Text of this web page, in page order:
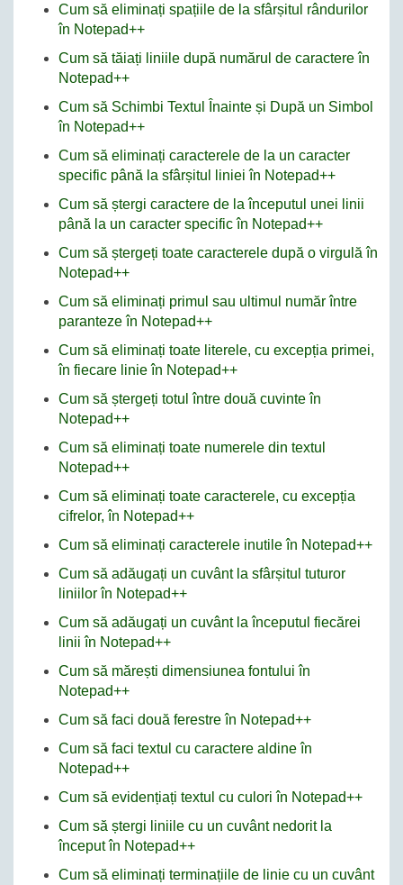
Cum să eliminați spațiile de la sfârșitul rândurilor
în Notepad++
Cum să tăiați liniile după numărul de caractere în
Notepad++
Cum să Schimbi Textul Înainte și După un Simbol
în Notepad++
Cum să eliminați caracterele de la un caracter
specific până la sfârșitul liniei în Notepad++
Cum să ștergi caractere de la începutul unei linii
până la un caracter specific în Notepad++
Cum să ștergeți toate caracterele după o virgulă în
Notepad++
Cum să eliminați primul sau ultimul număr între
paranteze în Notepad++
Cum să eliminați toate literele, cu excepția primei,
în fiecare linie în Notepad++
Cum să ștergeți totul între două cuvinte în
Notepad++
Cum să eliminați toate numerele din textul
Notepad++
Cum să eliminați toate caracterele, cu excepția
cifrelor, în Notepad++
Cum să eliminați caracterele inutile în Notepad++
Cum să adăugați un cuvânt la sfârșitul tuturor
liniilor în Notepad++
Cum să adăugați un cuvânt la începutul fiecărei
linii în Notepad++
Cum să mărești dimensiunea fontului în
Notepad++
Cum să faci două ferestre în Notepad++
Cum să faci textul cu caractere aldine în
Notepad++
Cum să evidențiați textul cu culori în Notepad++
Cum să ștergi liniile cu un cuvânt nedorit la
început în Notepad++
Cum să eliminați terminațiile de linie cu un cuvânt